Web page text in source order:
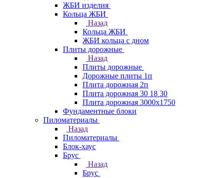
ЖБИ изделия
Кольца ЖБИ
Назад
Кольца ЖБИ
ЖБИ кольца с дном
Плиты дорожные
Назад
Плиты дорожные
Дорожные плиты 1п
Плита дорожная 2п
Плита дорожная 30 18 30
Плита дорожная 3000х1750
Фундаментные блоки
Пиломатериалы
Назад
Пиломатериалы
Блок-хаус
Брус
Назад
Брус